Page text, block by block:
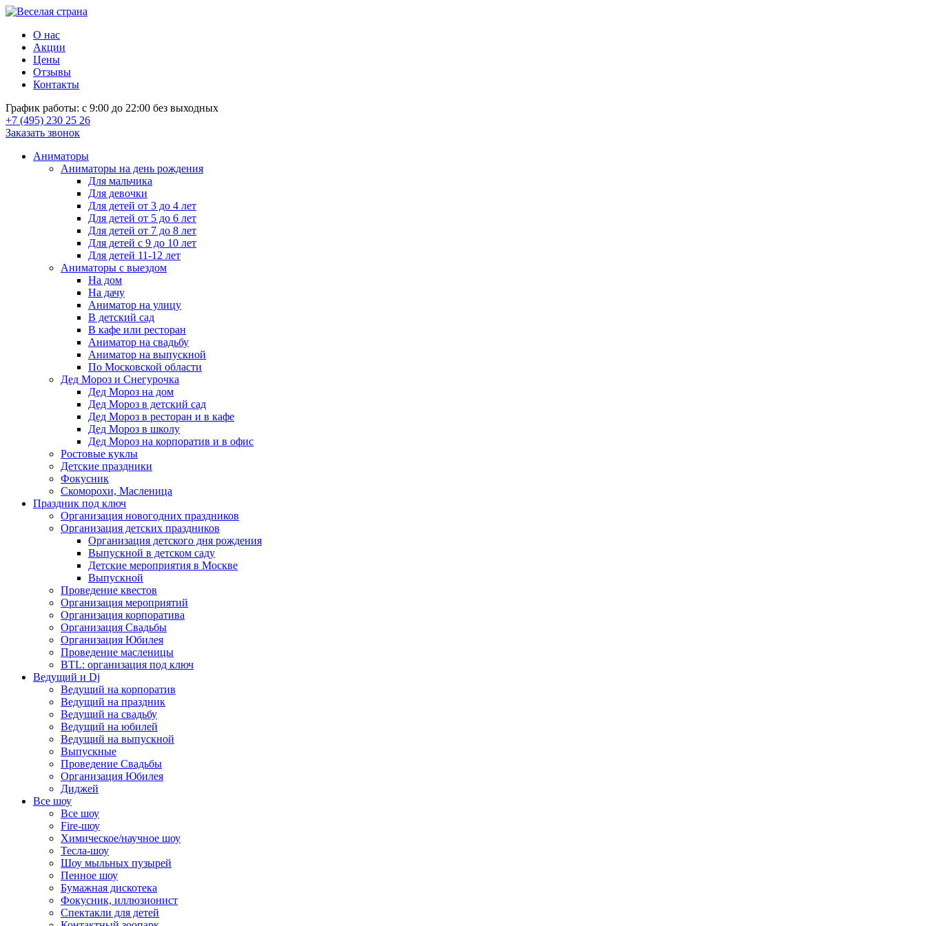
О нас
Акции
Цены
Отзывы
Контакты
График работы: с 9:00 до 22:00 без выходных
+7 (495) 230 25 26
Заказать звонок
Аниматоры
Аниматоры на день рождения
Для мальчика
Для девочки
Для детей от 3 до 4 лет
Для детей от 5 до 6 лет
Для детей от 7 до 8 лет
Для детей с 9 до 10 лет
Для детей 11-12 лет
Аниматоры с выездом
На дом
На дачу
Аниматор на улицу
В детский сад
В кафе или ресторан
Аниматор на свадьбу
Аниматор на выпускной
По Московской области
Дед Мороз и Снегурочка
Дед Мороз на дом
Дед Мороз в детский сад
Дед Мороз в ресторан и в кафе
Дед Мороз в школу
Дед Мороз на корпоратив и в офис
Ростовые куклы
Детские праздники
Фокусник
Скоморохи, Масленица
Праздник под ключ
Организация новогодних праздников
Организация детских праздников
Организация детского дня рождения
Выпускной в детском саду
Детские мероприятия в Москве
Выпускной
Проведение квестов
Организация мероприятий
Организация корпоратива
Организация Свадьбы
Организация Юбилея
Проведение масленицы
BTL: организация под ключ
Ведущий и Dj
Ведущий на корпоратив
Ведущий на праздник
Ведущий на свадьбу
Ведущий на юбилей
Ведущий на выпускной
Выпускные
Проведение Свадьбы
Организация Юбилея
Диджей
Все шоу
Все шоу
Fire-шоу
Химическое/научное шоу
Тесла-шоу
Шоу мыльных пузырей
Пенное шоу
Бумажная дискотека
Фокусник, иллюзионист
Спектакли для детей